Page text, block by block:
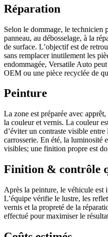
Réparation
Selon le dommage, le technicien
panneau, au débosselage, à la
de surface. L’objectif est de
sans remplacer inutilement les
endommagée, Versatile Auto
OEM ou une pièce recyclée de
Peinture
La zone est préparée avec
la couleur et vernis. La couleur
d’éviter un contraste visible entre
carrosserie. En été, la luminosité
visibles; une finition propre est
Finition & contrôle
Après la peinture, le véhicule est
L’équipe vérifie le lustre, les
vernis et la propreté de la
effectué pour maximiser le